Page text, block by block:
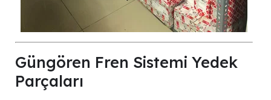
Güngören Fren Sistemi Yedek
Parçaları